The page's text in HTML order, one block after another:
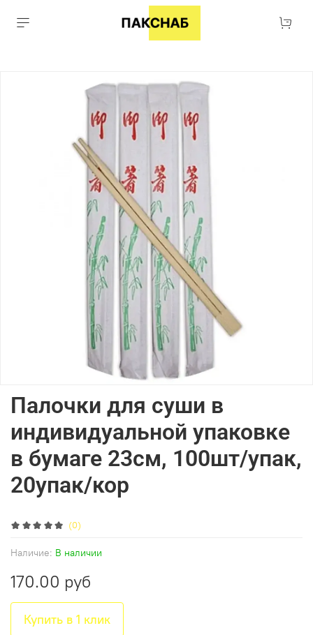
(0)
Наличие: В наличии
Палочки для суши в
индивидуальной упаковке
в бумаге 23см, 100шт/упак,
20упак/кор
170.00 руб
Купить в 1 клик